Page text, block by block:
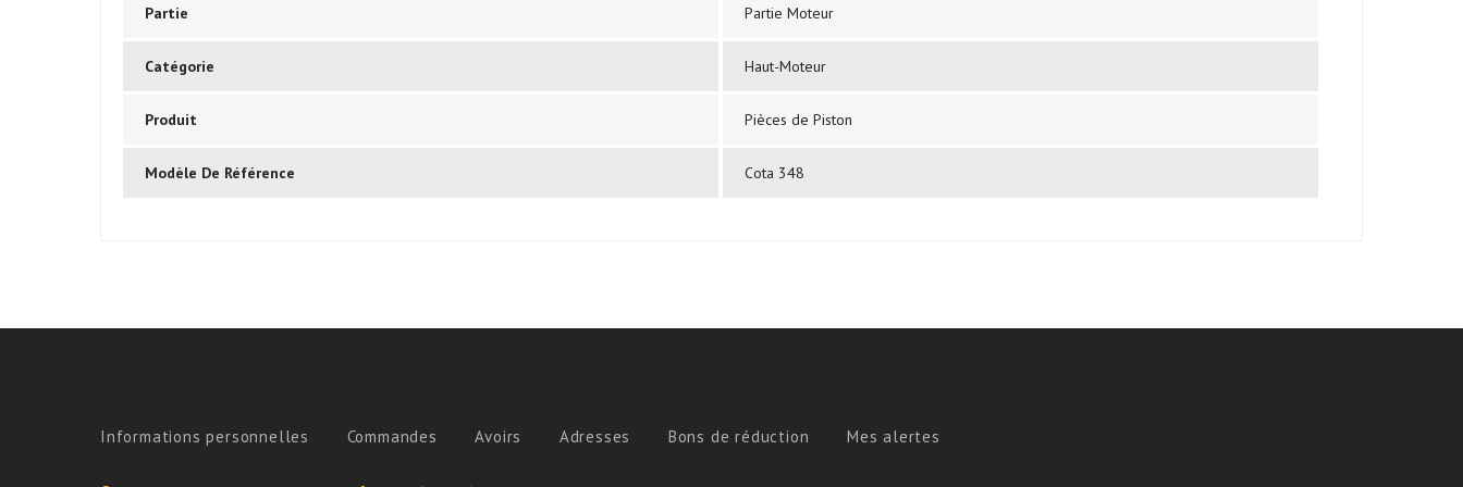
Partie Partie Moteur
Catégorie Haut-Moteur
Produit Pièces de Piston
Modèle De Référence Cota 348
Informations personnelles Commandes Avoirs Adresses Bons de réduction Mes alertes